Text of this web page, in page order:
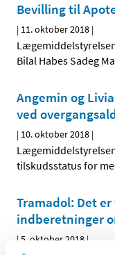
Bevilling til
| 11. oktober 2018 |
Bilal Habes Sadeg
Angemin og
ved
| 10. oktober 2018 |
tilskudsstatus for
Tramadol: Det
indberetninger
| 5. oktober 2018 |